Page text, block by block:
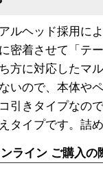
ルヘッド採用に
密着させて「テ
方に対応したマ
いので、本体や
引きタイプなの
タイプです。詰
ライン ご購入の